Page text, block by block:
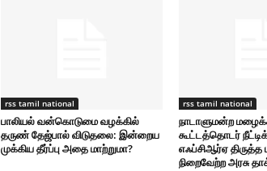
rss tamil national
பாலியல் வன்கொடுமை வழக்கில்
தருண் தேஜ்பால் விடுதலை: இன்றைய
முக்கிய தீர்ப்பு அதை மாற்றுமா?
rss tamil national
நாடாளுமன்ற
கூட்டத்தொடர்
எஃப்சிஆர்ஏ
நிறைவேற்ற அரசு